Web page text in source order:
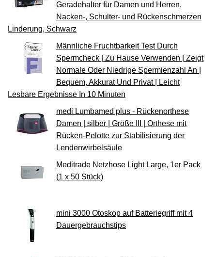
Geradehalter für Damen und Herren,
Nacken-, Schulter- und Rückenschmerzen
Linderung, Schwarz
Männliche Fruchtbarkeit Test Durch
Spermcheck | Zu Hause Verwenden | Zeigt
Normale Oder Niedrige Spermienzahl An |
Bequem, Akkurat Und Privat | Leicht
Lesbare Ergebnisse In 10 Minuten
medi Lumbamed plus - Rückenorthese
Damen | silber | Größe III | Orthese mit
Rücken-Pelotte zur Stabilisierung der
Lendenwirbelsäule
Meditrade Netzhose Light Large, 1er Pack
(1 x 50 Stück)
mini 3000 Otoskop auf Batteriegriff mit 4
Dauergebrauchstips